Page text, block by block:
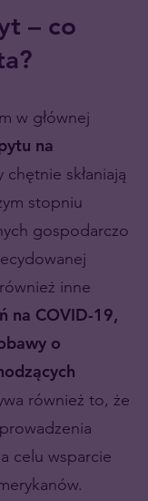
– co
w głównej
na
skłaniają
stopniu
gospodarczo
inne
na COVID-19,
o
również to, że
celu wsparcie